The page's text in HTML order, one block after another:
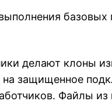
делают клоны
на защищенное
Файлы